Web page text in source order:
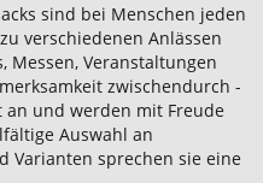
sind bei Menschen jeden
verschiedenen Anlässen
Messen, Veranstaltungen
zwischendurch -
an und werden mit Freude
Auswahl an
Varianten sprechen sie eine